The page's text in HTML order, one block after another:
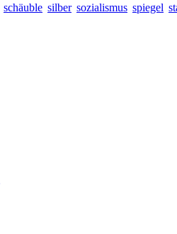
schäuble silber sozialismus spiegel